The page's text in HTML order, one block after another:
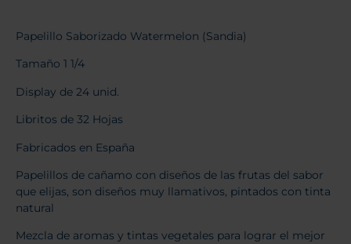
Papelillo Saborizado Watermelon (Sandia)
Tamaño 1 1/4
Display de 24 unid.
Libritos de 32 Hojas
Fabricados en España
Papelillos de cañamo con diseños de las frutas del sabor
que elijas, son diseños muy llamativos, pintados con tinta
natural
Mezcla de aromas y tintas vegetales para lograr el mejor